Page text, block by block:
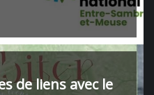
de liens avec le